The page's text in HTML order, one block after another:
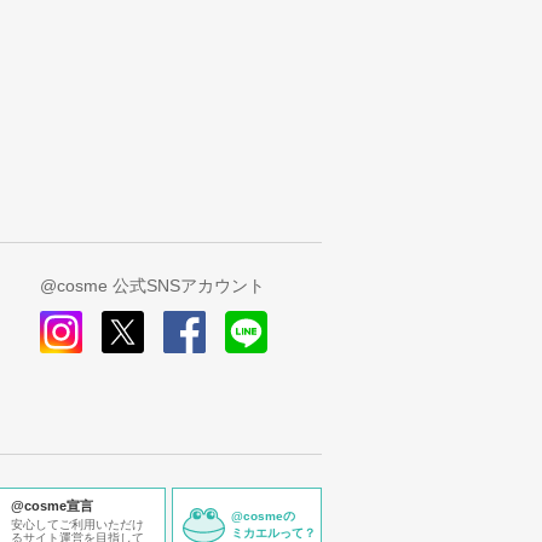
@cosme 公式SNSアカウント
@cosme宣言
安心してご利用いただけ
るサイト運営を目指して
@cosmeの
ミカエルって？